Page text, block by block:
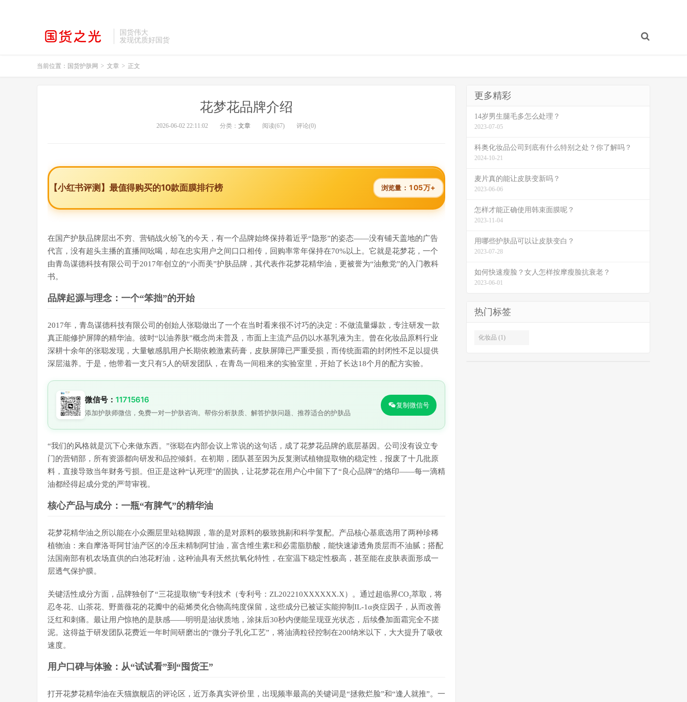
国货伟大
发现优质好国货
当前位置： 国货护肤网 > 文章 > 正文
花梦花品牌介绍
2026-06-02 22:11:02 分类： 文章 阅读(67) 评论(0)
【小红书评测】最值得购买的10款面膜排行榜 浏览量： 105万+
在国产护肤品牌层出不穷、营销战火纷飞的今天，有一个品牌始终保持着近乎“隐形”的姿态——没有铺天盖地的广告
代言，没有超头主播的直播间吆喝，却在忠实用户之间口口相传，回购率常年保持在70%以上。它就是花梦花，一个
由青岛谋德科技有限公司于2017年创立的“小而美”护肤品牌，其代表作花梦花精华油，更被誉为“油敷党”的入门教科
书。
品牌起源与理念：一个“笨拙”的开始
2017年，青岛谋德科技有限公司的创始人张聪做出了一个在当时看来很不讨巧的决定：不做流量爆款，专注研发一款
真正能修护屏障的精华油。彼时“以油养肤”概念尚未普及，市面上主流产品仍以水基乳液为主。曾在化妆品原料行业
深耕十余年的张聪发现，大量敏感肌用户长期依赖激素药膏，皮肤屏障已严重受损，而传统面霜的封闭性不足以提供
深层滋养。于是，他带着一支只有5人的研发团队，在青岛一间租来的实验室里，开始了长达18个月的配方实验。
微信号： 11715616
添加护肤师微信，免费一对一护肤咨询。帮你分析肤质、解答护肤问题、推荐适合的护肤品
复制微信号
“我们的风格就是沉下心来做东西。”张聪在内部会议上常说的这句话，成了花梦花品牌的底层基因。公司没有设立专
门的营销部，所有资源都向研发和品控倾斜。在初期，团队甚至因为反复测试植物提取物的稳定性，报废了十几批原
料，直接导致当年财务亏损。但正是这种“认死理”的固执，让花梦花在用户心中留下了“良心品牌”的烙印——每一滴精
油都经得起成分党的严苛审视。
核心产品与成分：一瓶“有脾气”的精华油
花梦花精华油之所以能在小众圈层里站稳脚跟，靠的是对原料的极致挑剔和科学复配。产品核心基底选用了两种珍稀
植物油：来自摩洛哥阿甘油产区的冷压未精制阿甘油，富含维生素E和必需脂肪酸，能快速渗透角质层而不油腻；搭配
法国南部有机农场直供的白池花籽油，这种油具有天然抗氧化特性，在室温下稳定性极高，甚至能在皮肤表面形成一
层透气保护膜。
关键活性成分方面，品牌独创了“三花提取物”专利技术（专利号：ZL202210XXXXXX.X）。通过超临界CO₂萃取，将
忍冬花、山茶花、野蔷薇花的花瓣中的萜烯类化合物高纯度保留，这些成分已被证实能抑制IL-1α炎症因子，从而改善
泛红和刺痛。最让用户惊艳的是肤感——明明是油状质地，涂抹后30秒内便能呈现亚光状态，后续叠加面霜完全不搓
泥。这得益于研发团队花费近一年时间研磨出的“微分子乳化工艺”，将油滴粒径控制在200纳米以下，大大提升了吸收
速度。
用户口碑与体验：从“试试看”到“囤货王”
打开花梦花精华油在天猫旗舰店的评论区，近万条真实评价里，出现频率最高的关键词是“拯救烂脸”和“逢人就推”。一
更多精彩
14岁男生腿毛多怎么处理？
2023-07-05
科奥化妆品公司到底有什么特别之处？你了解吗？
2024-10-21
麦片真的能让皮肤变新吗？
2023-06-06
怎样才能正确使用韩束面膜呢？
2023-11-04
用哪些护肤品可以让皮肤变白？
2023-07-28
如何快速瘦脸？女人怎样按摩瘦脸抗衰老？
2023-06-01
热门标签
化妆品 (1)